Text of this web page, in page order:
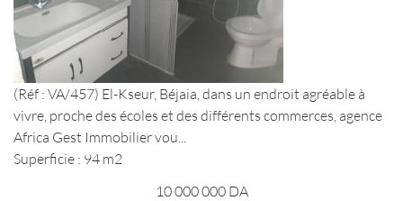
(Réf : VA/457) El-Kseur, Béjaia, dans un endroit agréable à
vivre, proche des écoles et des différents commerces, agence
Africa Gest Immobilier vou...
Superficie : 94 m2
10 000 000 DA